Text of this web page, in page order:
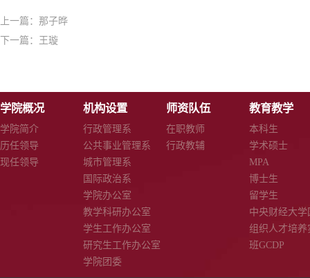
上一篇： 那子晔
下一篇：
王璇
学院概况
学院简介
历任领导
现任领导
机构设置
行政管理系
公共事业管理系
城市管理系
国际政治系
学院办公室
教学科研办公室
学生工作办公室
研究生工作办公室
学院团委
师资队伍
在职教师
行政教辅
教育教学
本科生
学术硕士
MPA
博士生
留学生
中央财经大学
组织人才培养
班GCDP